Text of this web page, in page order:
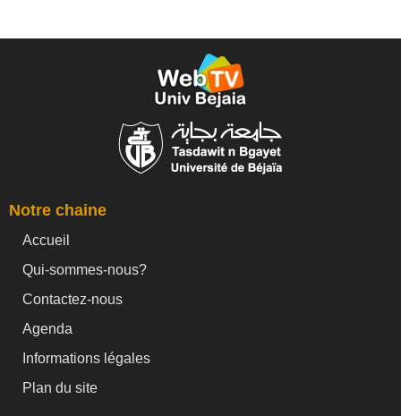
Notre chaine
Accueil
Qui-sommes-nous?
Contactez-nous
Agenda
Informations légales
Plan du site